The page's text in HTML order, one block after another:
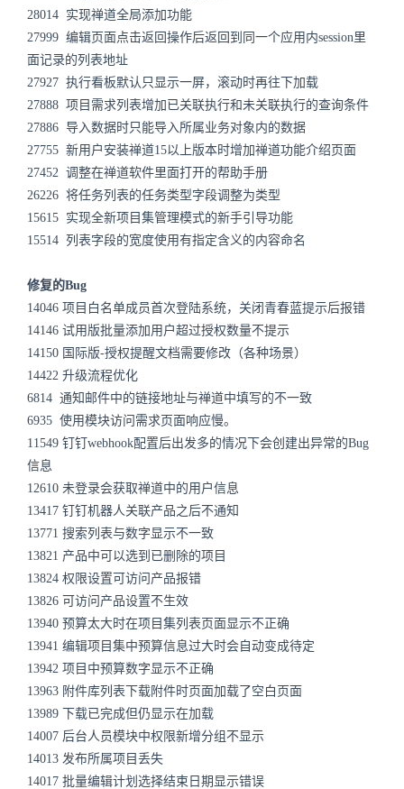
28014 实现禅道全局添加功能
27999 编辑页面点击返回操作后返回到同一个应用内session里
面记录的列表地址
27927 执行看板默认只显示一屏，滚动时再往下加载
27888 项目需求列表增加已关联执行和未关联执行的查询条件
27886 导入数据时只能导入所属业务对象内的数据
27755 新用户安装禅道15以上版本时增加禅道功能介绍页面
27452 调整在禅道软件里面打开的帮助手册
26226 将任务列表的任务类型字段调整为类型
15615 实现全新项目集管理模式的新手引导功能
15514 列表字段的宽度使用有指定含义的内容命名
修复的Bug
14046 项目白名单成员首次登陆系统，关闭青春蓝提示后报错
14146 试用版批量添加用户超过授权数量不提示
14150 国际版-授权提醒文档需要修改（各种场景）
14422 升级流程优化
6814 通知邮件中的链接地址与禅道中填写的不一致
6935 使用模块访问需求页面响应慢。
11549 钉钉webhook配置后出发多的情况下会创建出异常的Bug
信息
12610 未登录会获取禅道中的用户信息
13417 钉钉机器人关联产品之后不通知
13771 搜索列表与数字显示不一致
13821 产品中可以选到已删除的项目
13824 权限设置可访问产品报错
13826 可访问产品设置不生效
13940 预算太大时在项目集列表页面显示不正确
13941 编辑项目集中预算信息过大时会自动变成待定
13942 项目中预算数字显示不正确
13963 附件库列表下载附件时页面加载了空白页面
13989 下载已完成但仍显示在加载
14007 后台人员模块中权限新增分组不显示
14013 发布所属项目丢失
14017 批量编辑计划选择结束日期显示错误